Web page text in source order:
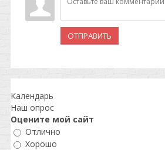
ОТПРАВИТЬ
Календарь
Наш опрос
Оцените мой сайт
Отлично
Хорошо